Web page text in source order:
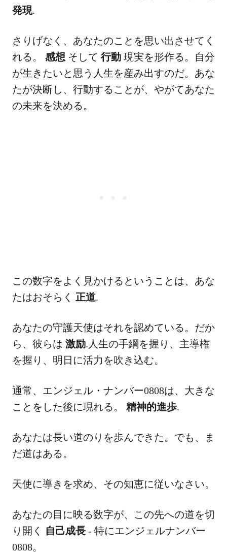
発現.
さりげなく、あなたのことを思い出させてく
れる。 感想 そして 行動 現実を形作る。自分
が生きたいと思う人生を産み出すのだ。あな
たが決断し、行動することが、やがてあなた
の未来を決める。
この数字をよく見かけるということは、あな
たはおそらく 正道.
あなたの守護天使はそれを認めている。だか
ら、彼らは 激励.人生の手綱を握り、主導権
を握り、明日に活力を吹き込む。
通常、エンジェル・ナンバー0808は、大きな
ことをした後に現れる。 精神的進歩.
あなたは長い道のりを歩んできた。でも、ま
だ道はある。
天使に導きを求め、その知恵に従いなさい。
あなたの目に映る数字が、この先への道を切
り開く 自己成長 - 特にエンジェルナンバー
0808。